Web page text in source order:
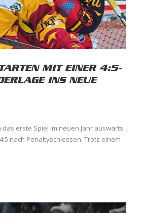
MIT EINER 4:5-
INS NEUE
das erste Spiel im neuen Jahr auswärts
nach Penaltyschiessen. Trotz einem